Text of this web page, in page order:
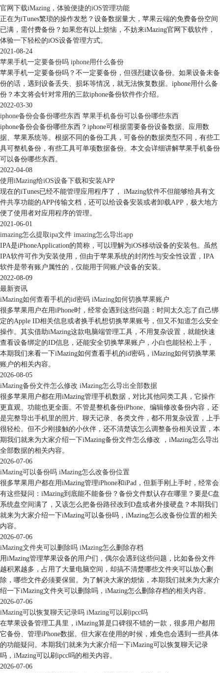
图3：备份功能
iMazing的更大亮点在于可以进行数据的单独备份，比如我们可以仅导出
照片、信息、通讯录、备忘录的数据，而不需要备份整个设备的数据，这
是iTunes无法实现的功能。有了iMazing，我们再也不用花费大量的时间备
份所有数据，只需将自己需要的数据导出来即可。
图4：数据管理功能
二、Mac电脑上的iMazing好用吗
实际上，iMazing的Windows与Mac版本功能是相同的，两个版本的功能界
面也相类似，使用起来差别不大。那么，Mac电脑上的iMazing好用吗？当
然好用，其实用性主要表现在以下方面：
1、与Windows系统相似的界面。iMazing的Windows、Mac版本界面设计差
异不大，无论是使用哪种系统的用户，都能轻松上手。
2、轻松管理数据，Mac电脑上的iMazing同样具备了数据管理的功能，可
单独导出照片、音乐、信息、通话记录等数据。相比于iTunes的整机备
份，iMazing的备份功能更灵活，可以有选择性地导出数据。
官网下载iMazing，体验便捷的iOS管理功能
正在为iTunes繁琐的操作发愁？设备数据量大，苹果云端的免费备份空间
已满，需付费备份？如果您有以上烦恼，不妨来iMazing官网下载软件，
体验一下轻松的iOS设备管理方式。
2021-08-24
苹果手机一定要备份吗 iphone用什么备份
苹果手机一定要备份吗？不一定要备份，但强烈建议备份。如果设备未备
份的话，遇到设备丢失、损坏等情况，就无法恢复数据。iphone用什么备
份？本文将会针对常用的三款iphone备份软件作介绍。
2022-03-30
iphone备份会备份哪些东西 苹果手机备份可以备份哪些东西
iphone备份会备份哪些东西？iphone可根据需要备份设备数据、应用数
据、苹果系统等。根据不同的备份工具，可备份的数据类型不同，有些工
具可整机备份，有些工具可单项数据备份。本文会详细讲解苹果手机备份
可以备份哪些东西。
2022-04-08
使用iMazing给iOS设备下载和安装APP
现在的iTunes已经不能管理应用程序了， iMazing软件不但能够给具有文
件共享功能的APP传输文档，还可以给设备安装或者卸载APP，极大地方
便了使用者对应用程序的管理。
2021-06-01
imazing怎么提取ipa文件 imazing怎么导出app
IPA是iPhoneApplication的简称，可以理解为iOS移动设备的安装包。虽然
IPA软件可作为安装使用，但由于苹果系统的封闭性与安全性设置，IPA
软件是带有账户属性的，仅能用于同账户设备的安装。
2022-08-09
最新资讯
iMazing如何查看手机的id密码 iMazing如何切换苹果账户
很多苹果用户在用iPhone时，经常会遇到这些问题：时间太久忘了自己绑
定的Apple ID相关信息或者换手机想切换苹果账号，但又不知道怎么安全
操作。其实借助iMazing这款电脑端管理工具，不用复杂设置，就能快速
查看设备绑定的ID信息，还能安全切换苹果账户，小白也能轻松上手，
本期我们来看一下iMazing如何查看手机的id密码，iMazing如何切换苹果
账户的相关内容。
2026-08-05
iMazing备份文件怎么修改 iMazing怎么导出全部数据
很多苹果用户都在用iMazing管理手机数据，对比其他同类工具，它操作
更直观、功能也更全面。不管是整机备份iPhone、编辑修改备份内容，还
是完整导出手机里的照片、聊天记录、各类文件，都不用复杂设置，上手
很轻松。但不少刚接触的小伙伴，还不清楚该怎么调整备份相关设置，本
期我们就来为大家介绍一下iMazing备份文件怎么修改 ，iMazing怎么导出
全部数据的相关内容。
2026-07-06
iMazing可以备份吗 iMazing怎么改备份位置
很多苹果用户都在用iMazing管理iPhone和iPad，但新手刚上手时，经常会
有这些疑问：iMazing到底能不能备份？备份文件默认存在哪里？要是C盘
系统盘空间满了，又该怎么把备份路径改到D盘或者外接硬盘？本期我们
就来为大家介绍一下iMazing可以备份吗，iMazing怎么改备份位置的相关
内容。
2026-07-06
iMazing文件夹可以删除吗 iMazing怎么删除存档
用iMazing管理苹果设备的用户们，偶尔会遇到这些问题，比如备份文件
越积累越多，占用了大量电脑空间，却搞不清楚哪些文件夹可以放心删
除，哪些文件必须要保留。为了解决大家的烦恼，本期我们就来为大家介
绍一下iMazing文件夹可以删除吗，iMazing怎么删除存档的相关内容。
2026-07-06
iMazing可以恢复聊天记录吗 iMazing可以刷ipcc吗
在苹果设备管理工具里，iMazing算是口碑很不错的一款，很多用户都用
它备份、管理iPhone数据。但大家在使用的时候，难免也会遇到一些具体
的功能疑问。本期我们就来为大家介绍一下iMazing可以恢复聊天记录
吗，iMazing可以刷ipcc吗的相关内容。
2026-07-06